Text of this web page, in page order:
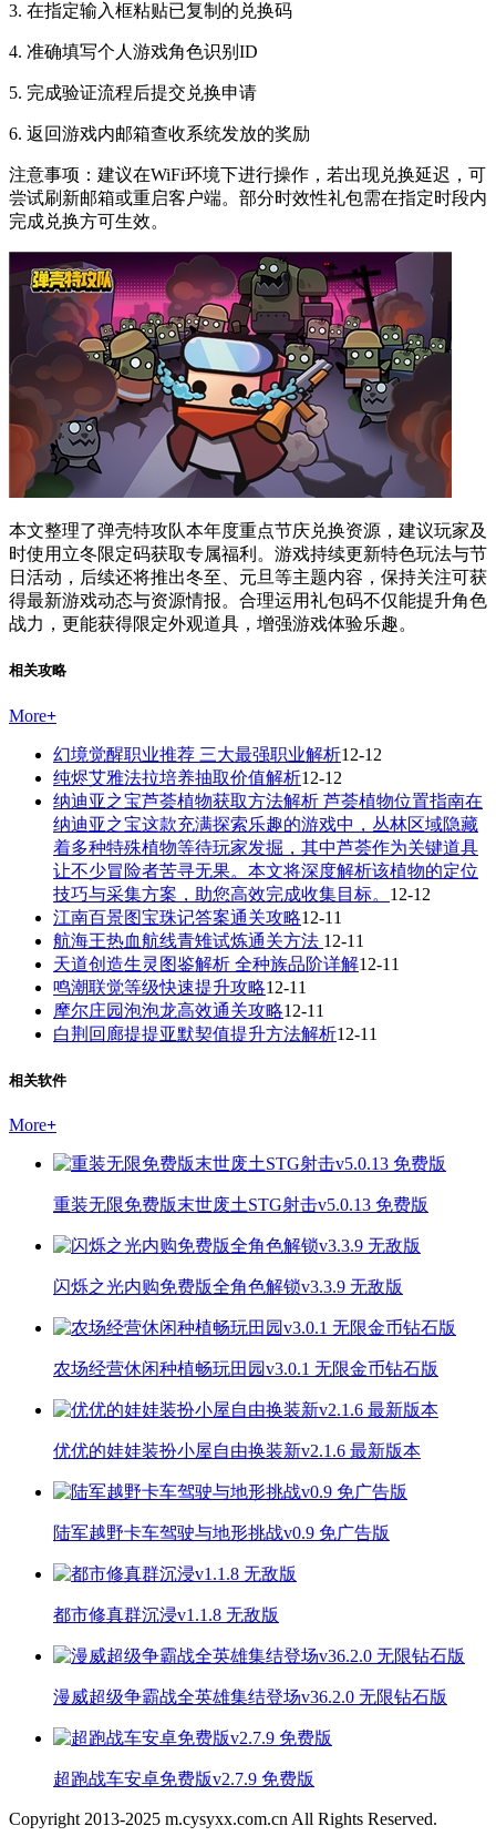
3. 在指定输入框粘贴已复制的兑换码
4. 准确填写个人游戏角色识别ID
5. 完成验证流程后提交兑换申请
6. 返回游戏内邮箱查收系统发放的奖励
注意事项：建议在WiFi环境下进行操作，若出现兑换延迟，可
尝试刷新邮箱或重启客户端。部分时效性礼包需在指定时段内
完成兑换方可生效。
本文整理了弹壳特攻队本年度重点节庆兑换资源，建议玩家及
时使用立冬限定码获取专属福利。游戏持续更新特色玩法与节
日活动，后续还将推出冬至、元旦等主题内容，保持关注可获
得最新游戏动态与资源情报。合理运用礼包码不仅能提升角色
战力，更能获得限定外观道具，增强游戏体验乐趣。
相关攻略
More+
幻境觉醒职业推荐 三大最强职业解析12-12
纯烬艾雅法拉培养抽取价值解析12-12
纳迪亚之宝芦荟植物获取方法解析 芦荟植物位置指南在
纳迪亚之宝这款充满探索乐趣的游戏中，丛林区域隐藏
着多种特殊植物等待玩家发掘，其中芦荟作为关键道具
让不少冒险者苦寻无果。本文将深度解析该植物的定位
技巧与采集方案，助您高效完成收集目标。 12-12
江南百景图宝珠记答案通关攻略12-11
航海王热血航线青雉试炼通关方法 12-11
天道创造生灵图鉴解析 全种族品阶详解12-11
鸣潮联觉等级快速提升攻略12-11
摩尔庄园泡泡龙高效通关攻略12-11
白荆回廊提提亚默契值提升方法解析12-11
相关软件
More+
重装无限免费版末世废土STG射击v5.0.13 免费版
闪烁之光内购免费版全角色解锁v3.3.9 无敌版
农场经营休闲种植畅玩田园v3.0.1 无限金币钻石版
优优的娃娃装扮小屋自由换装新v2.1.6 最新版本
陆军越野卡车驾驶与地形挑战v0.9 免广告版
都市修真群沉浸v1.1.8 无敌版
漫威超级争霸战全英雄集结登场v36.2.0 无限钻石版
超跑战车安卓免费版v2.7.9 免费版
Copyright 2013-2025 m.cysyxx.com.cn All Rights Reserved.